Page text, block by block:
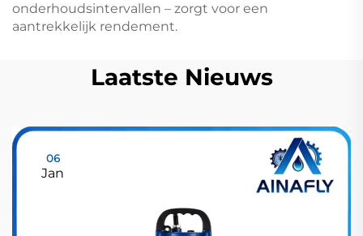
onderhoudsintervallen – zorgt voor een
aantrekkelijk rendement.
Laatste Nieuws
06
Jan